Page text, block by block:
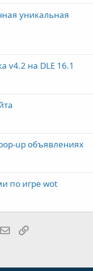
уникальная
v4.2 на DLE 16.1
up объявлениях
по игре wot
Электронная почта
Ссылка